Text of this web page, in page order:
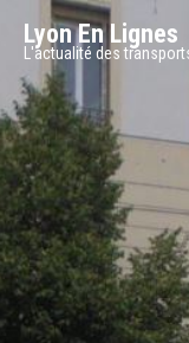
Lyon En Lignes
L'actualité des